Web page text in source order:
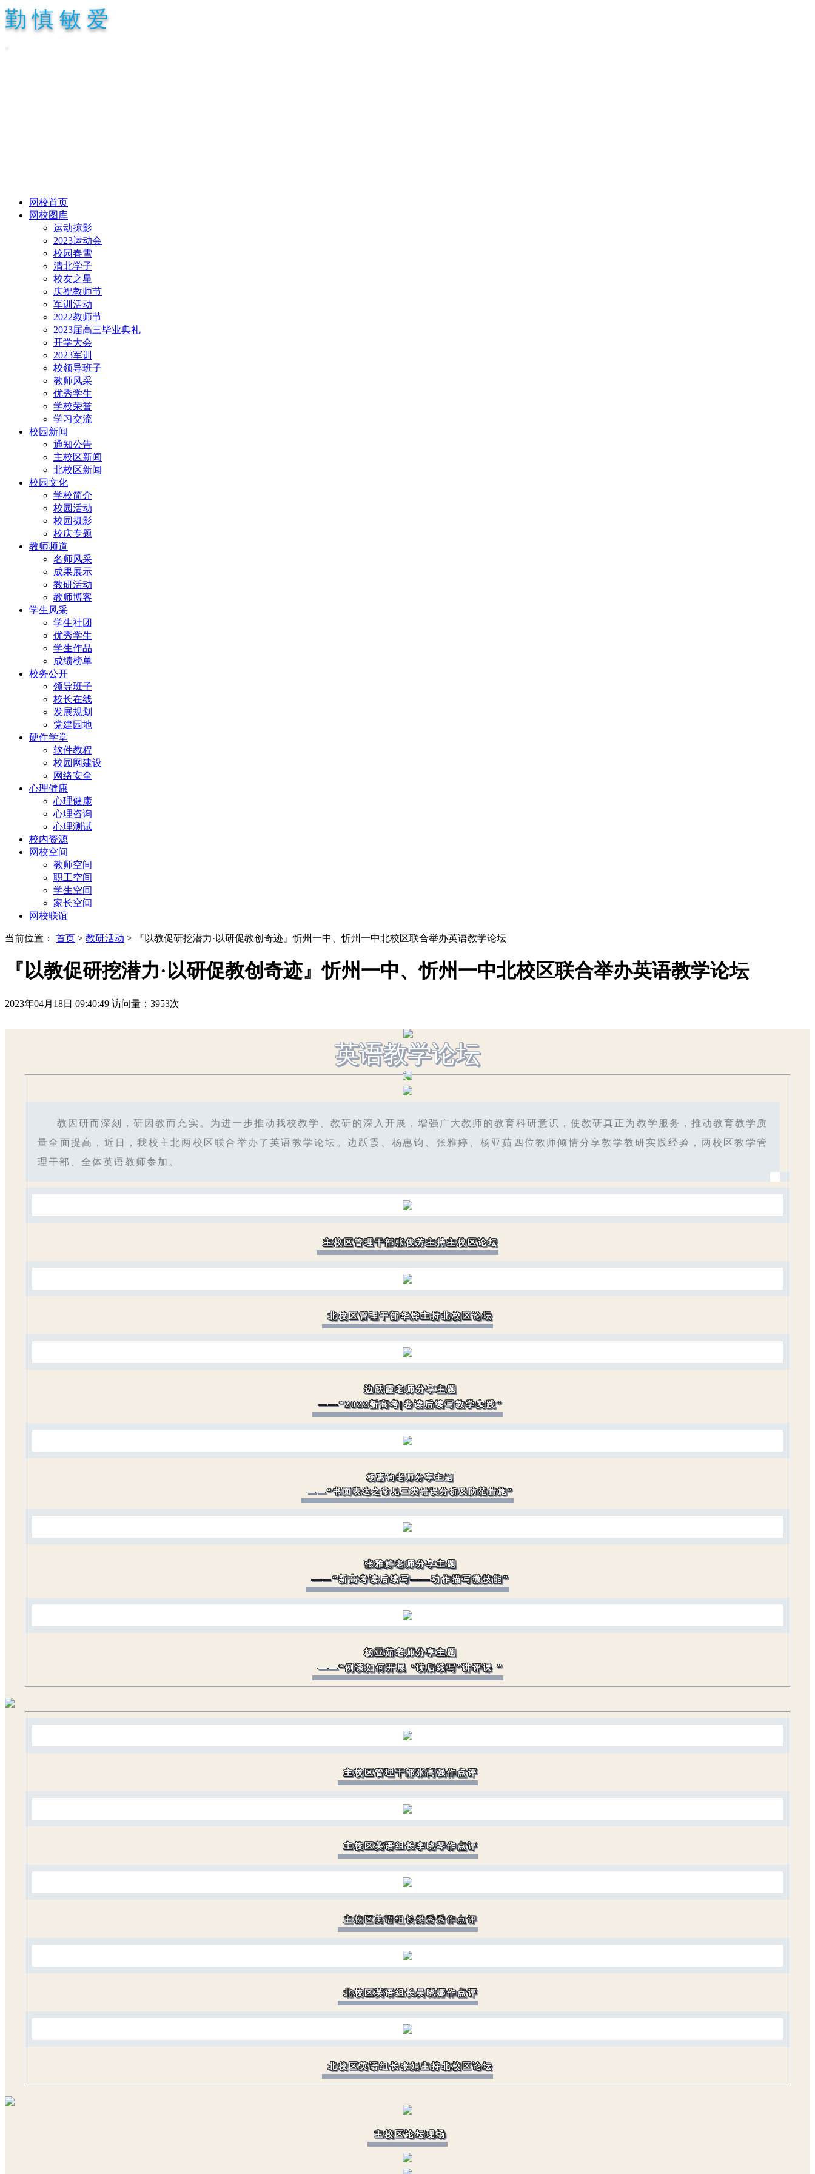
勤 慎 敏 爱
网校首页
网校图库
运动掠影
2023运动会
校园春雪
清北学子
校友之星
庆祝教师节
军训活动
2022教师节
2023届高三毕业典礼
开学大会
2023军训
校领导班子
教师风采
优秀学生
学校荣誉
学习交流
校园新闻
通知公告
主校区新闻
北校区新闻
校园文化
学校简介
校园活动
校园摄影
校庆专题
教师频道
名师风采
成果展示
教研活动
教师博客
学生风采
学生社团
优秀学生
学生作品
成绩榜单
校务公开
领导班子
校长在线
发展规划
党建园地
硬件学堂
软件教程
校园网建设
网络安全
心理健康
心理健康
心理咨询
心理测试
校内资源
网校空间
教师空间
职工空间
学生空间
家长空间
网校联谊
当前位置： 首页 > 教研活动 > 『以教促研挖潜力·以研促教创奇迹』忻州一中、忻州一中北校区联合举办英语教学论坛
『以教促研挖潜力·以研促教创奇迹』忻州一中、忻州一中北校区联合举办英语教学论坛
2023年04月18日 09:40:49 访问量： 3953次
英语教学论坛
教因研而深刻，研因教而充实。为进一步推动我校教学、教研的深入开展，增强广大教师的教育科研意识，使教研真正为教学服务，推动教育教学质
量全面提高，近日，我校主北两校区联合举办了英语教学论坛。边跃霞、杨惠钧、张雅婷、杨亚茹四位教师倾情分享教学教研实践经验，两校区教学管
理干部、全体英语教师参加。
主校区管理干部张俊芳主持主校区论坛
北校区管理干部华烨主持北校区论坛
边跃霞老师分享主题
——“2022新高考|卷读后续写教学实践”
杨惠钧老师分享主题
——“书面表达之常见三类错误分析及防范措施”
张雅婷老师分享主题
——“新高考读后续写——动作描写微技能”
杨亚茹老师分享主题
——“例谈如何开展 ‘读后续写’讲评课 ”
主校区管理干部张高强作点评
主校区英语组长李晓琴作点评
主校区英语组长樊秀秀作点评
北校区英语组长吴晓娜作点评
北校区英语组长张娟主持北校区论坛
主校区论坛现场